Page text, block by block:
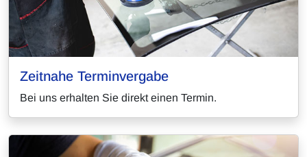
Zeitnahe Terminvergabe
Bei uns erhalten Sie direkt einen Termin.